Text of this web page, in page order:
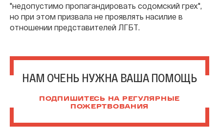
"недопустимо пропагандировать содомский грех",
но при этом призвала не проявлять насилие в
отношении представителей ЛГБТ.
НАМ ОЧЕНЬ НУЖНА ВАША ПОМОЩЬ
ПОДПИШИТЕСЬ НА РЕГУЛЯРНЫЕ
ПОЖЕРТВОВАНИЯ